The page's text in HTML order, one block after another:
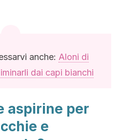
anche: Aloni di
dai capi bianchi
aspirine per
e